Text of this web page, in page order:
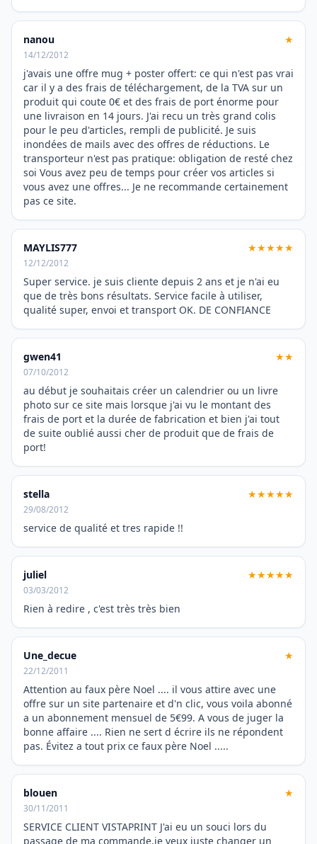
nanou ★
14/12/2012
j'avais une offre mug + poster offert: ce qui n'est pas vrai
car il y a des frais de téléchargement, de la TVA sur un
produit qui coute 0€ et des frais de port énorme pour
une livraison en 14 jours. J'ai recu un très grand colis
pour le peu d'articles, rempli de publicité. Je suis
inondées de mails avec des offres de réductions. Le
transporteur n'est pas pratique: obligation de resté chez
soi Vous avez peu de temps pour créer vos articles si
vous avez une offres... Je ne recommande certainement
pas ce site.
MAYLIS777 ★★★★★
12/12/2012
Super service. je suis cliente depuis 2 ans et je n'ai eu
que de très bons résultats. Service facile à utiliser,
qualité super, envoi et transport OK. DE CONFIANCE
gwen41 ★★
07/10/2012
au début je souhaitais créer un calendrier ou un livre
photo sur ce site mais lorsque j'ai vu le montant des
frais de port et la durée de fabrication et bien j'ai tout
de suite oublié aussi cher de produit que de frais de
port!
stella ★★★★★
29/08/2012
service de qualité et tres rapide !!
juliel ★★★★★
03/03/2012
Rien à redire , c'est très très bien
Une_decue ★
22/12/2011
Attention au faux père Noel .... il vous attire avec une
offre sur un site partenaire et d'n clic, vous voila abonné
a un abonnement mensuel de 5€99. A vous de juger la
bonne affaire .... Rien ne sert d écrire ils ne répondent
pas. Évitez a tout prix ce faux père Noel .....
blouen ★
30/11/2011
SERVICE CLIENT VISTAPRINT J'ai eu un souci lors du
passage de ma commande.je veux juste changer un